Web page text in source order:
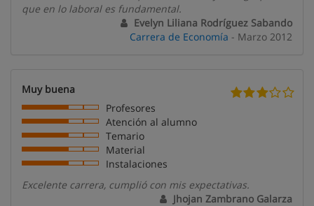
que en lo laboral es fundamental.
Evelyn Liliana Rodríguez Sabando
Carrera de Economía - Marzo 2012
Muy buena
Profesores
Atención al alumno
Temario
Material
Instalaciones
Excelente carrera, cumplió con mis expectativas.
Jhojan Zambrano Galarza